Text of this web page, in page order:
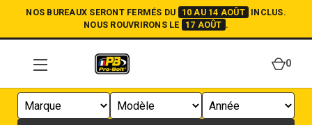
NOS BUREAUX SERONT FERMÉS DU 10 AU 14 AOÛT
INCLUS.
NOUS ROUVRIRONS LE
17 AOÛT .
0